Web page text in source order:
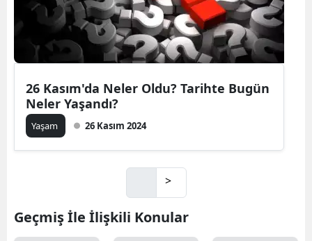
26 Kasım'da Neler Oldu? Tarihte Bugün
Neler Yaşandı?
Yaşam 26 Kasım 2024
>
Geçmiş İle İlişkili Konular